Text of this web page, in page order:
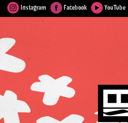
Instagram Facebook YouTube